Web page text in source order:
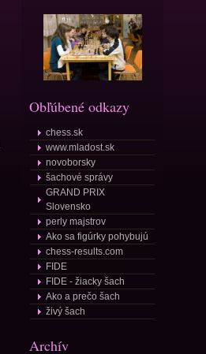
Obľúbené odkazy
chess.sk
www.mladost.sk
novoborsky
šachové správy
GRAND PRIX
Slovensko
perly majstrov
Ako sa figúrky pohybujú
chess-results.com
FIDE
FIDE - žiacky šach
Ako a prečo šach
živý šach
Archív